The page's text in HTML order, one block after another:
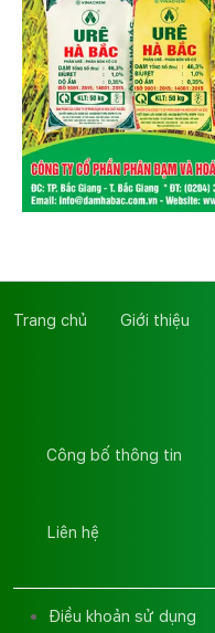
Trang chủ Giới thiệu
Công bố thông tin
Liên hệ
Điều khoản sử dụng